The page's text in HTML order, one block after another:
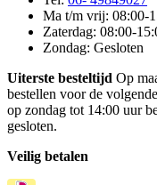
Ma t/m vrij: 08:00-
Zaterdag: 08:00-
Zondag: Gesloten
Uiterste besteltijd Op
bestellen voor de
op zondag tot 14:00 uur
gesloten.
Veilig betalen